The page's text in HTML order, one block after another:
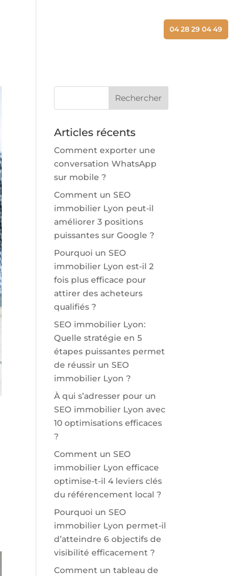
04 28 29 04 49
Articles récents
Comment exporter une
conversation WhatsApp
sur mobile ?
Comment un SEO
immobilier Lyon peut-il
améliorer 3 positions
puissantes sur Google ?
Pourquoi un SEO
immobilier Lyon est-il 2
fois plus efficace pour
attirer des acheteurs
qualifiés ?
SEO immobilier Lyon:
Quelle stratégie en 5
étapes puissantes permet
de réussir un SEO
immobilier Lyon ?
À qui s’adresser pour un
SEO immobilier Lyon avec
10 optimisations efficaces
?
Comment un SEO
immobilier Lyon efficace
optimise-t-il 4 leviers clés
du référencement local ?
Pourquoi un SEO
immobilier Lyon permet-il
d’atteindre 6 objectifs de
visibilité efficacement ?
Comment un tableau de